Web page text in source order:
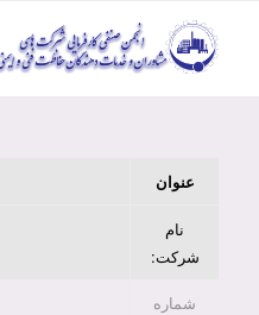
عنوان
نام
شرکت:
شماره